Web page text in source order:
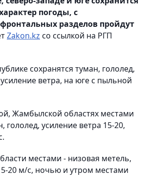
погоды, с
разделов пройдут
Zakon.kz со ссылкой на РГП
сохранятся туман, гололед,
ветра, на юге с пыльной
Жамбылской областях местами
гололед, усиление ветра 15-20,
местами - низовая метель,
20 м/с, ночью и утром местами